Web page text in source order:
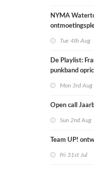
NYMA
Tue 4th Aug
De Playlist:
punkband
Mon 3rd Aug
Open call
Sun 2nd Aug
Team UP!
Fri 31st Jul